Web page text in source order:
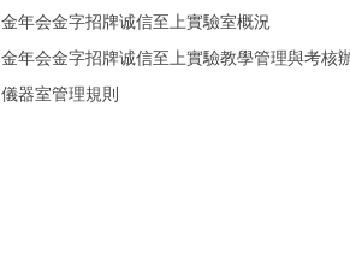
金年会金字招牌诚信至上實驗室概況
金年会金字招牌诚信至上實驗教學管理與考核
儀器室管理規則